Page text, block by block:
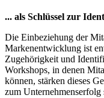
... als Schlüssel zur
Die Einbeziehung der
Markenentwicklung ist
Zugehörigkeit und
Workshops, in denen
können, stärken dieses
zum Unternehmenserfolg